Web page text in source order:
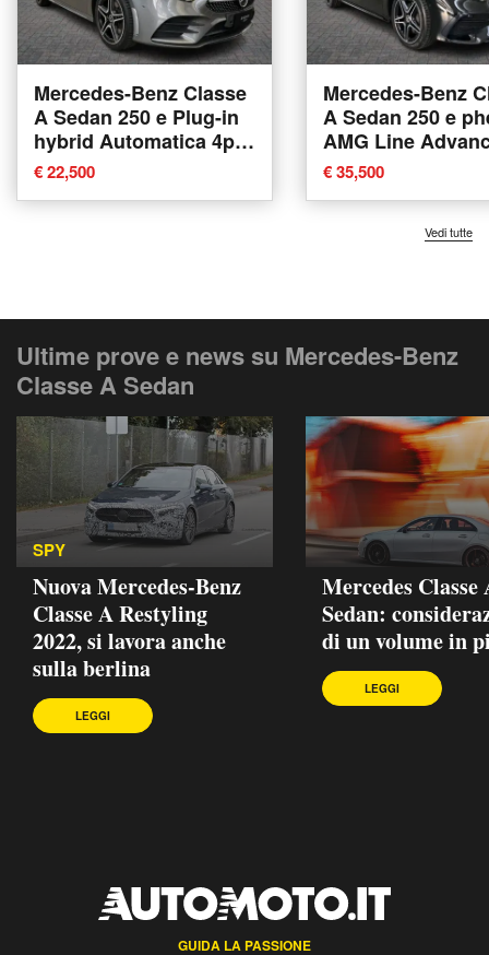
Mercedes-Benz Classe
A Sedan 250 e Plug-in
hybrid Automatica 4p.
Premium del 2020
usata a Verona
€ 22,500
Mercedes-Benz
A Sedan 250 e
AMG Line
Plus auto del
usata a Verona
€ 35,500
Vedi tutte
Ultime prove e news su Mercedes-Benz
Classe A Sedan
SPY
Nuova Mercedes-Benz
Classe A Restyling
2022, si lavora anche
sulla berlina
LEGGI
Mercedes Classe
Sedan:
di un volume in
LEGGI
GUIDA LA PASSIONE